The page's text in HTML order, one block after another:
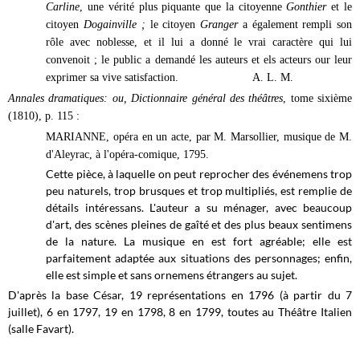
Carline, une vérité plus piquante que la citoyenneGonthieret le
citoyen Dogainville ; le citoyenGrangera également rempli son
rôle avec noblesse, et il lui a donné le vrai caractère qui lui
convenoit ; le public a demandé les auteurs et els acteurs our leur
exprimer sa vive satisfaction. A. L. M.
Annales dramatiques: ou, Dictionnaire général des théâtres , tome sixième
(1810), p. 115 :
MARIANNE, opéra en un acte, par M. Marsollier, musique de M.
d'Aleyrac, à l'opéra-comique, 1795.
Cette pièce, à laquelle on peut reprocher des événemens trop
peu naturels, trop brusques et trop multipliés, est remplie de
détails intéressans. L'auteur a su ménager, avec beaucoup
d'art, des scènes pleines de gaîté et des plus beaux sentimens
de la nature. La musique en est fort agréable; elle est
parfaitement adaptée aux situations des personnages; enfin,
elle est simple et sans ornemens étrangers au sujet.
D'après la base César, 19 représentations en 1796 (à partir du 7
juillet), 6 en 1797, 19 en 1798, 8 en 1799, toutes au Théâtre Italien
(salle Favart).